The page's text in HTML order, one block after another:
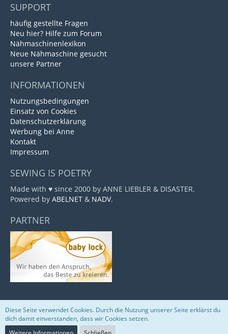
SUPPORT
häufig gestellte Fragen
Neu hier? Hilfe zum Forum
Nähmaschinenlexikon
Neue Nähmaschine gesucht
unsere Partner
INFORMATIONEN
Nutzungsbedingungen
Einsatz von Cookies
Datenschutzerklärung
Werbung bei Anne
Kontakt
Impressum
SEWING IS POETRY
Made with ♥ since 2000 by ANNE LIEBLER & DISASTER.
Powered by ABELNET & NADV.
PARTNER
Community-Software:WoltLab Suite™
Diese Seite verwendet Cookies. Durch die Nutzung unserer Seite erklärst du
dich damit einverstanden, dass wir Cookies setzen.